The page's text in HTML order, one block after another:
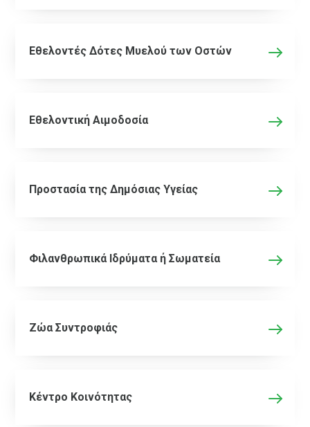
Εθελοντές Δότες Μυελού των Οστών
Εθελοντική Αιμοδοσία
Προστασία της Δημόσιας Υγείας
Φιλανθρωπικά Ιδρύματα ή Σωματεία
Zώα Συντροφιάς
Κέντρο Κοινότητας